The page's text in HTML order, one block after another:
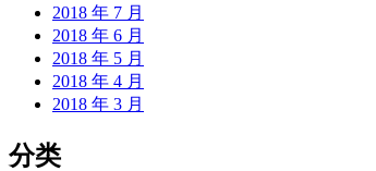
2018 年 7 月
2018 年 6 月
2018 年 5 月
2018 年 4 月
2018 年 3 月
分类